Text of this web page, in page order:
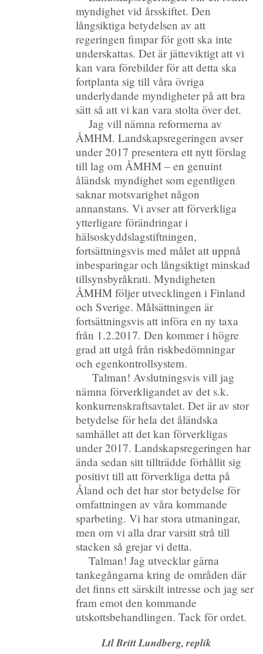
myndighet vid årsskiftet. Den
långsiktiga betydelsen av att
regeringen fimpar för gott ska inte
underskattas. Det är jätteviktigt att vi
kan vara förebilder för att detta ska
fortplanta sig till våra övriga
underlydande myndigheter på att bra
sätt så att vi kan vara stolta över det.
Jag vill nämna reformerna av
ÅMHM. Landskapsregeringen avser
under 2017 presentera ett nytt förslag
till lag om ÅMHM – en genuint
åländsk myndighet som egentligen
saknar motsvarighet någon
annanstans. Vi avser att förverkliga
ytterligare förändringar i
hälsoskyddslagstiftningen,
fortsättningsvis med målet att uppnå
inbesparingar och långsiktigt minskad
tillsynsbyråkrati. Myndigheten
ÅMHM följer utvecklingen i Finland
och Sverige. Målsättningen är
fortsättningsvis att införa en ny taxa
från 1.2.2017. Den kommer i högre
grad att utgå från riskbedömningar
och egenkontrollsystem.
Talman! Avslutningsvis vill jag
nämna förverkligandet av det s.k.
konkurrenskraftsavtalet. Det är av stor
betydelse för hela det åländska
samhället att det kan förverkligas
under 2017. Landskapsregeringen har
ända sedan sitt tillträdde förhållit sig
positivt till att förverkliga detta på
Åland och det har stor betydelse för
omfattningen av våra kommande
sparbeting. Vi har stora utmaningar,
men om vi alla drar varsitt strå till
stacken så grejar vi detta.
Talman! Jag utvecklar gärna
tankegångarna kring de områden där
det finns ett särskilt intresse och jag ser
fram emot den kommande
utskottsbehandlingen. Tack för ordet.
Ltl Britt Lundberg, replik